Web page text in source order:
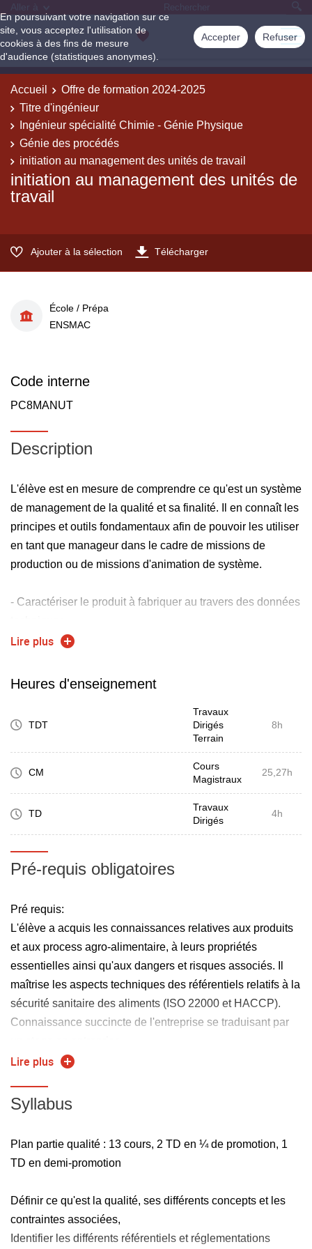
En poursuivant votre navigation sur ce
site, vous acceptez l'utilisation de
cookies à des fins de mesure
d'audience (statistiques anonymes).
Accepter Refuser
Accueil
Offre de formation 2024-2025
Titre d'ingénieur
Ingénieur spécialité Chimie - Génie Physique
Génie des procédés
initiation au management des unités de travail
initiation au management des unités de
travail
Ajouter à la sélection Télécharger
École / Prépa
ENSMAC
Code interne
PC8MANUT
Description
L'élève est en mesure de comprendre ce qu'est un système
de management de la qualité et sa finalité. Il en connaît les
principes et outils fondamentaux afin de pouvoir les utiliser
en tant que manageur dans le cadre de missions de
production ou de missions d'animation de système.
- Caractériser le produit à fabriquer au travers des données
- Maîtriser les flux de production par une planification
- Vérifier l'adéquation charge/capacité,
- Identifier les techniques de calcul associées
Lire plus
Heures d'enseignement
TDT
Travaux
Dirigés
Terrain
8h
CM
Cours
Magistraux
25,27h
TD
Travaux
Dirigés
4h
Pré-requis obligatoires
Pré requis:
L'élève a acquis les connaissances relatives aux produits
et aux process agro-alimentaire, à leurs propriétés
essentielles ainsi qu'aux dangers et risques associés. Il
maîtrise les aspects techniques des référentiels relatifs à la
sécurité sanitaire des aliments (ISO 22000 et HACCP).
Connaissance succincte de l'entreprise se traduisant par
Connaissance de base des lois statistiques.
Lire plus
Syllabus
Plan partie qualité : 13 cours, 2 TD en ¼ de promotion, 1
TD en demi-promotion
Définir ce qu'est la qualité, ses différents concepts et les
contraintes associées,
Identifier les différents référentiels et réglementations